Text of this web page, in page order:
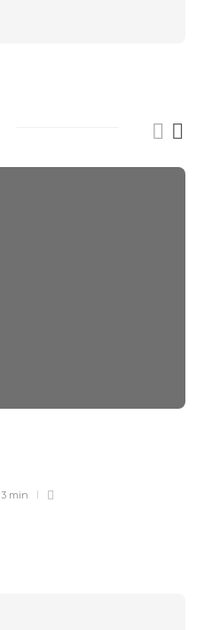
3 min